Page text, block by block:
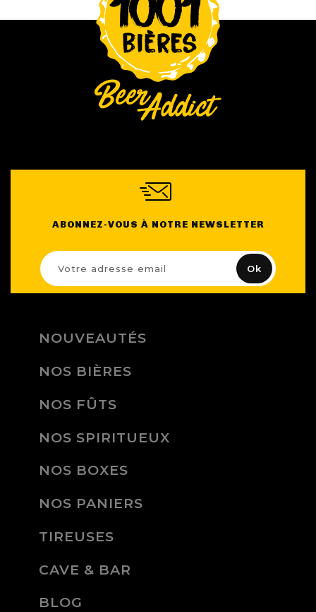
ABONNEZ-VOUS À NOTRE NEWSLETTER
NOUVEAUTÉS
NOS BIÈRES
NOS FÛTS
NOS SPIRITUEUX
NOS BOXES
NOS PANIERS
TIREUSES
CAVE & BAR
BLOG